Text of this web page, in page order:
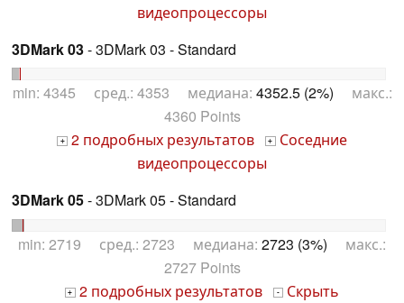
видеопроцессоры
3DMark 03- 3DMark 03 - Standard
min: 4345 сред.: 4353 медиана: 4352.5 (2%) макс.:
4360 Points
+ 2 подробных результатов + Соседние
видеопроцессоры
3DMark 05- 3DMark 05 - Standard
min: 2719 сред.: 2723 медиана: 2723 (3%) макс.:
2727 Points
+ 2 подробных результатов - Скрыть